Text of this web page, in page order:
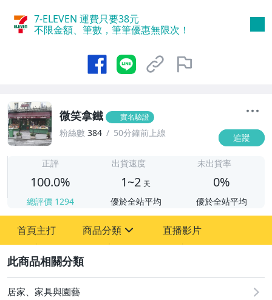
7-ELEVEN 運費只要38元
不限金額、筆數，筆筆優惠無限次！
微笑拿鐵 實名驗證
粉絲數 384 50分鐘前上線 追蹤
正評
100.0%
總評價 1294
出貨速度
1~2 天
優於全站平均
未出貨率
0%
優於全站平均
首頁主打 商品分類
圖書/影音/文具
直播影片
居家、家具與園藝